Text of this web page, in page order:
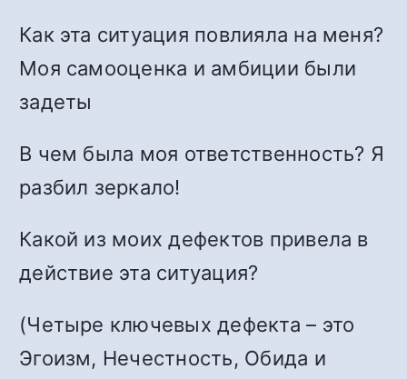
Как эта ситуация повлияла на меня?
Моя самооценка и амбиции были
задеты
В чем была моя ответственность? Я
разбил зеркало!
Какой из моих дефектов привела в
действие эта ситуация?
(Четыре ключевых дефекта – это
Эгоизм, Нечестность, Обида и